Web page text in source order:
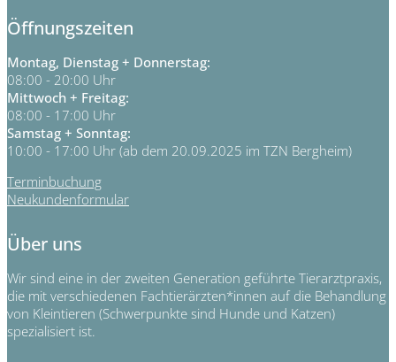
Öffnungszeiten
Montag, Dienstag + Donnerstag:
08:00 - 20:00 Uhr
Mittwoch + Freitag:
08:00 - 17:00 Uhr
Samstag + Sonntag:
10:00 - 17:00 Uhr (ab dem 20.09.2025 im TZN Bergheim)
Terminbuchung
Neukundenformular
Über uns
Wir sind eine in der zweiten Generation geführte Tierarztpraxis,
die mit verschiedenen Fachtierärzten*innen auf die Behandlung
von Kleintieren (Schwerpunkte sind Hunde und Katzen)
spezialisiert ist.